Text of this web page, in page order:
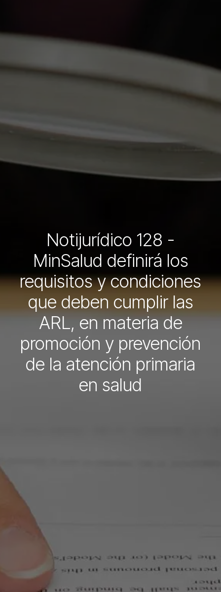
Notijurídico 128 -
MinSalud definirá los
requisitos y condiciones
que deben cumplir las
ARL, en materia de
promoción y prevención
de la atención primaria
en salud